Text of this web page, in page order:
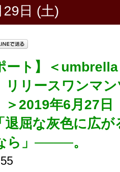
日 (土)
ート】＜
リリースワンマ
＞2019年6月27日
屈な灰色に広が
ら」────。